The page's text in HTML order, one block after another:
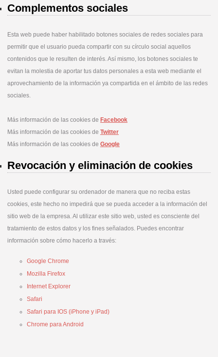
Complementos sociales
Esta web puede haber habilitado botones sociales de redes sociales para
permitir que el usuario pueda compartir con su círculo social aquellos
contenidos que le resulten de interés. Así mismo, los botones sociales te
evitan la molestia de aportar tus datos personales a esta web mediante el
aprovechamiento de la información ya compartida en el ámbito de las redes
sociales.
Más información de las cookies de Facebook
Más información de las cookies de Twitter
Más información de las cookies de Google
Revocación y eliminación de cookies
Usted puede configurar su ordenador de manera que no reciba estas
cookies, este hecho no impedirá que se pueda acceder a la información del
sitio web de la empresa. Al utilizar este sitio web, usted es consciente del
tratamiento de estos datos y los fines señalados. Puedes encontrar
información sobre cómo hacerlo a través:
Google Chrome
Mozilla Firefox
Internet Explorer
Safari
Safari para IOS (iPhone y iPad)
Chrome para Android